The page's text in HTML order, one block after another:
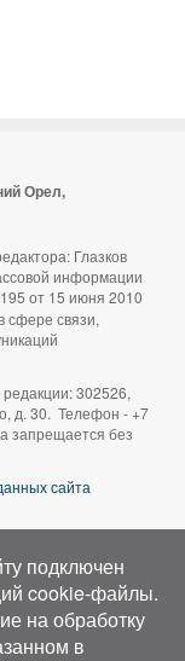
Орел,
Глазков
информации
от 15 июня 2010
сфере связи,
302526,
д. 30. Телефон - +7
запрещается без
сайта
подключен
cookie-файлы.
на обработку
в